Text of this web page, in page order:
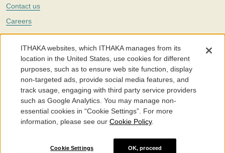
Contact us
Careers
Twitter
The Portico digital preservation service is part ofITHAKA, a nonprofit
with a mission to improve access to knowledge and education for people
around the world. We believe education is key to the wellbeing of
individuals and society, and we work to make it more effective and
affordable.
©2005-2026. Portico® and ITHAKA® are trademarks of ITHAKA
Cookie Settings
ITHAKA websites, which ITHAKA manages from its
location in the United States, use cookies for different
purposes, such as to ensure web site function, display
non-targeted ads, provide social media features, and
track usage, engaging with third party service providers
such as Google Analytics. You may manage non-
essential cookies in “Cookie Settings”. For more
information, please see our Cookie Policy.
Cookie Settings OK, proceed